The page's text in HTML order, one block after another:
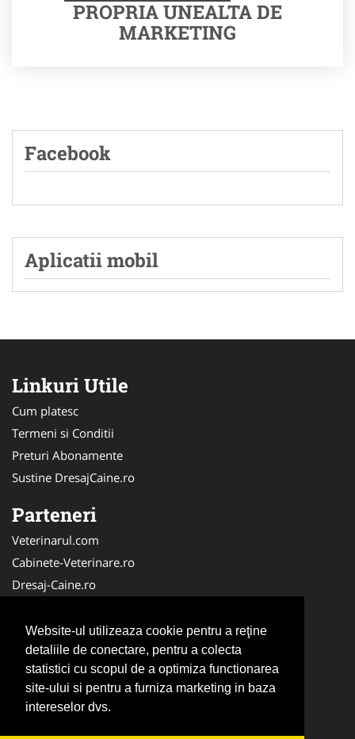
Website-ul utilizeaza cookie pentru a reţine
detaliile de conectare, pentru a colecta
statistici cu scopul de a optimiza functionarea
site-ului si pentru a furniza marketing in baza
intereselor dvs.
PROPRIA UNEALTA DE
MARKETING
Facebook
Aplicatii mobil
Linkuri Utile
Cum platesc
Termeni si Conditii
Preturi Abonamente
Sustine DresajCaine.ro
Parteneri
Veterinarul.com
Cabinete-Veterinare.ro
Dresaj-Caine.ro
Medic-Bun.com
SalonFrizerieCanina.com
DresajCaine.ro
NonStopDeschis.ro